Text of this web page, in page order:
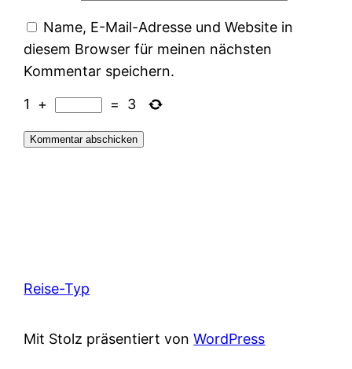
Name, E-Mail-Adresse und Website in
diesem Browser für meinen nächsten
Kommentar speichern.
1 + = 3
Reise-Typ
Mit Stolz präsentiert vonWordPress